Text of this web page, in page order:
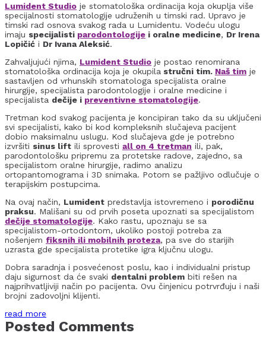
Lumident Studio je stomatološka ordinacija koja okuplja više
specijalnosti stomatologije udruženih u timski rad. Upravo je
timski rad osnova svakog rada u Lumidentu. Vodeću ulogu
imaju specijalisti parodontologije i oralne medicine, Dr Irena
Lopičić i Dr Ivana Aleksić.
Zahvaljujući njima, Lumident Studio je postao renomirana
stomatološka ordinacija koja je okupila stručni tim. Naš tim je
sastavljen od vrhunskih stomatologa specijalista oralne
hirurgije, specijalista parodontologije i oralne medicine i
specijalista dečije i preventivne stomatologije.
Tretman kod svakog pacijenta je koncipiran tako da su uključeni
svi specijalisti, kako bi kod kompleksnih slučajeva pacijent
dobio maksimalnu uslugu. Kod slučajeva gde je potrebno
izvršiti sinus lift ili sprovesti all on 4 tretman ili, pak,
parodontološku pripremu za protetske radove, zajedno, sa
specijalistom oralne hirurgije, radimo analizu
ortopantomograma i 3D snimaka. Potom se pažljivo odlučuje o
terapijskim postupcima.
Na ovaj način, Lumident predstavlja istovremeno i porodičnu
praksu. Mališani su od prvih poseta upoznati sa specijalistom
dečije stomatologije. Kako rastu, upoznaju se sa
specijalistom-ortodontom, ukoliko postoji potreba za
nošenjem fiksnih ili mobilnih proteza, pa sve do starijih
uzrasta gde specijalista protetike igra ključnu ulogu.
Dobra saradnja i posvećenost poslu, kao i individualni pristup
daju sigurnost da će svaki dentalni problem biti rešen na
najprihvatljiviji način po pacijenta. Ovu činjenicu potrvrđuju i naši
brojni zadovoljni klijenti.
read more
Posted Comments